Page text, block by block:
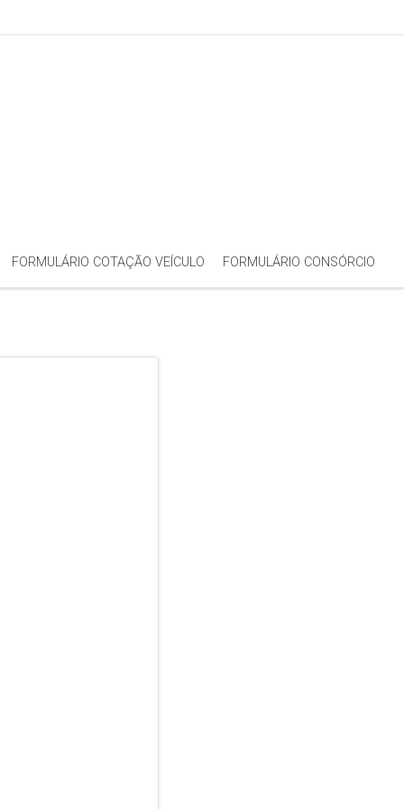
FORMULÁRIO COTAÇÃO VEÍCULO FORMULÁRIO CONSÓRCIO